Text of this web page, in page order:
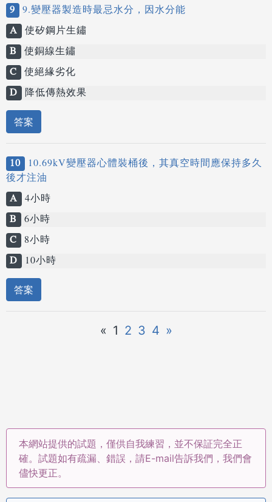
9 9.變壓器製造時最忌水分，因水分能
A 使矽鋼片生鏽
B 使銅線生鏽
C 使絕緣劣化
D 降低傳熱效果
答案
10 10.69kV變壓器心體裝桶後，其真空時間應保持多久
後才注油
A 4小時
B 6小時
C 8小時
D
10小時
答案
« 1 2 3 4 »
本網站提供的試題，僅供自我練習，並不保証完全正
確。試題如有疏漏、錯誤，請E-mail告訴我們，我們會
儘快更正。